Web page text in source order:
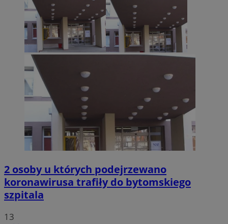
2 osoby u których podejrzewano
koronawirusa trafiły do bytomskiego
szpitala
13